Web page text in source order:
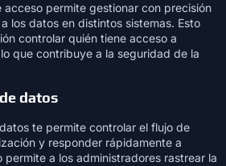
permite gestionar con precisión
los datos en distintos sistemas. Esto
controlar quién tiene acceso a
que contribuye a la seguridad de la
datos
te permite controlar el flujo de
y responder rápidamente a
permite a los administradores rastrear la